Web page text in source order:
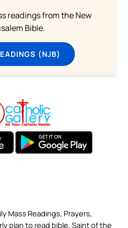
readings from the New
Bible.
(NJB)
Mass Readings, Prayers,
plan to read bible, Saint of the